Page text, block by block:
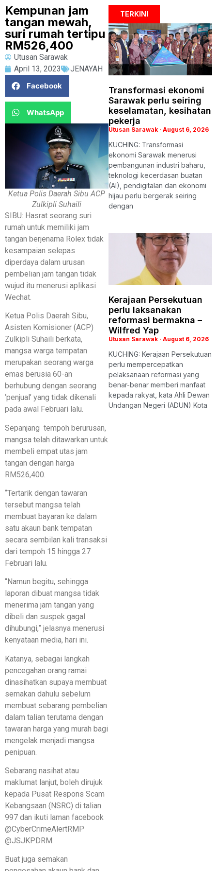
Kempunan jam
tangan mewah,
suri rumah tertipu
RM526,400
Utusan Sarawak
April 13, 2023
JENAYAH
Facebook
WhatsApp
Ketua Polis Daerah Sibu ACP
Zulkipli Suhaili
SIBU: Hasrat seorang suri
rumah untuk memiliki jam
tangan berjenama Rolex tidak
kesampaian selepas
diperdaya dalam urusan
pembelian jam tangan tidak
wujud itu menerusi aplikasi
Wechat.
Ketua Polis Daerah Sibu,
Asisten Komisioner (ACP)
Zulkipli Suhaili berkata,
mangsa warga tempatan
merupakan seorang warga
emas berusia 60-an
berhubung dengan seorang
‘penjual’ yang tidak dikenali
pada awal Februari lalu.
Sepanjang tempoh berurusan,
mangsa telah ditawarkan untuk
membeli empat utas jam
tangan dengan harga
RM526,400.
“Tertarik dengan tawaran
tersebut mangsa telah
membuat bayaran ke dalam
satu akaun bank tempatan
secara sembilan kali transaksi
dari tempoh 15 hingga 27
Februari lalu.
“Namun begitu, sehingga
laporan dibuat mangsa tidak
menerima jam tangan yang
dibeli dan suspek gagal
dihubungi,” jelasnya menerusi
kenyataan media, hari ini.
Katanya, sebagai langkah
pencegahan orang ramai
dinasihatkan supaya membuat
semakan dahulu sebelum
membuat sebarang pembelian
dalam talian terutama dengan
tawaran harga yang murah bagi
mengelak menjadi mangsa
penipuan.
Sebarang nasihat atau
maklumat lanjut, boleh dirujuk
kepada Pusat Respons Scam
Kebangsaan (NSRC) di talian
997 dan ikuti laman facebook
@CyberCrimeAlertRMP
@JSJKPDRM.
Buat juga semakan
TERKINI
Transformasi ekonomi
Sarawak perlu seiring
keselamatan, kesihatan
pekerja
Utusan Sarawak August 6, 2026
KUCHING: Transformasi
ekonomi Sarawak menerusi
pembangunan industri baharu,
teknologi kecerdasan buatan
(AI), pendigitalan dan ekonomi
hijau perlu bergerak seiring
dengan
Kerajaan Persekutuan
perlu laksanakan
reformasi bermakna –
Wilfred Yap
Utusan Sarawak August 6, 2026
KUCHING: Kerajaan Persekutuan
perlu mempercepatkan
pelaksanaan reformasi yang
benar-benar memberi manfaat
kepada rakyat, kata Ahli Dewan
Undangan Negeri (ADUN) Kota